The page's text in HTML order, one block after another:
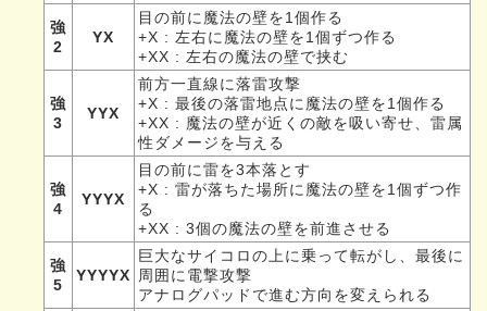
強
2
YX
目の前に魔法の壁を1個作る
+X : 左右に魔法の壁を1個ずつ作る
+XX : 左右の魔法の壁で挟む
強
3
YYX
前方一直線に落雷攻撃
+X : 最後の落雷地点に魔法の壁を1個作る
+XX : 魔法の壁が近くの敵を吸い寄せ、雷属
性ダメージを与える
強
4
YYYX
目の前に雷を3本落とす
+X : 雷が落ちた場所に魔法の壁を1個ずつ作
る
+XX : 3個の魔法の壁を前進させる
強
5
YYYYX
巨大なサイコロの上に乗って転がし、最後に
周囲に電撃攻撃
アナログパッドで進む方向を変えられる